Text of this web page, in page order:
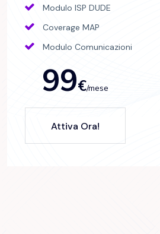
Modulo ISP DUDE
Coverage MAP
Modulo Comunicazioni
99€/mese
Attiva Ora!